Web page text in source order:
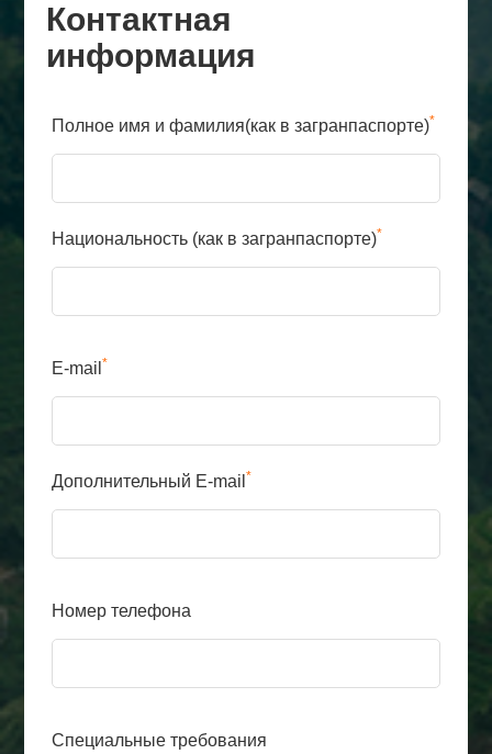
Контактная
информация
Полное имя и фамилия(как в загранпаспорте)*
Национальность (как в загранпаспорте)*
E-mail *
Дополнительный E-mail *
Номер телефона
Специальные требования